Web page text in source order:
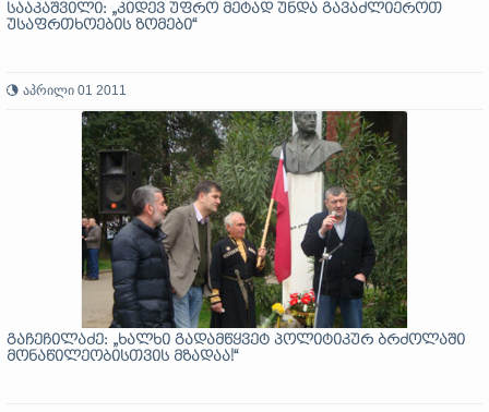
სააკაშვილი: „კიდევ უფრო მეტად უნდა გავაძლიეროთ
უსაფრთხოების ზომები“
აპრილი 01 2011
გაჩეჩილაძე: „ხალხი გადამწყვეტ პოლიტიკურ ბრძოლაში
მონაწილეობისთვის მზადაა!“